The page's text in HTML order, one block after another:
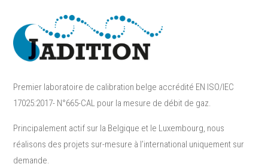
Premier laboratoire de calibration belge accrédité EN ISO/IEC
17025:2017- N°665-CAL pour la mesure de débit de gaz.
Principalement actif sur la Belgique et le Luxembourg, nous
réalisons des projets sur-mesure à l’international uniquement sur
demande.